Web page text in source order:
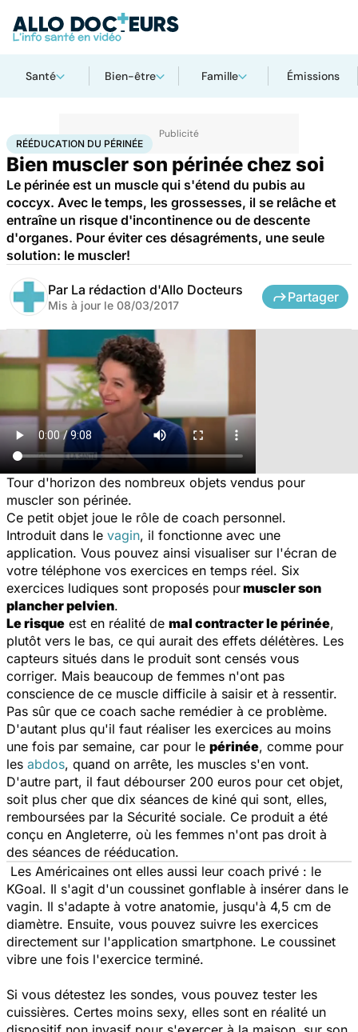
Santé Bien-être Famille Émissions
AccueilBien-êtreSexoRééducation du périnée
RÉÉDUCATION DU PÉRINÉE
Bien muscler son périnée chez soi
Le périnée est un muscle qui s'étend du pubis au
coccyx. Avec le temps, les grossesses, il se relâche et
entraîne un risque d'incontinence ou de descente
d'organes. Pour éviter ces désagréments, une seule
solution: le muscler!
Par La rédaction d'Allo Docteurs
Mis à jour le 08/03/2017
Partager
Tour d'horizon des nombreux objets vendus pour
muscler son périnée.
Ce petit objet joue le rôle de coach personnel.
Introduit dans le vagin, il fonctionne avec une
application. Vous pouvez ainsi visualiser sur l'écran de
votre téléphone vos exercices en temps réel. Six
exercices ludiques sont proposés pourmuscler son
plancher pelvien.
Le risque est en réalité de mal contracter le périnée,
plutôt vers le bas, ce qui aurait des effets délétères. Les
capteurs situés dans le produit sont censés vous
corriger. Mais beaucoup de femmes n'ont pas
conscience de ce muscle difficile à saisir et à ressentir.
Pas sûr que ce coach sache remédier à ce problème.
D'autant plus qu'il faut réaliser les exercices au moins
une fois par semaine, car pour le périnée, comme pour
les abdos, quand on arrête, les muscles s'en vont.
D'autre part, il faut débourser 200 euros pour cet objet,
soit plus cher que dix séances de kiné qui sont, elles,
remboursées par la Sécurité sociale. Ce produit a été
conçu en Angleterre, où les femmes n'ont pas droit à
des séances de rééducation.
Les Américaines ont elles aussi leur coach privé : le
KGoal. Il s'agit d'un coussinet gonflable à insérer dans le
vagin. Il s'adapte à votre anatomie, jusqu'à 4,5 cm de
diamètre. Ensuite, vous pouvez suivre les exercices
directement sur l'application smartphone. Le coussinet
vibre une fois l'exercice terminé.
Si vous détestez les sondes, vous pouvez tester les
cuissières. Certes moins sexy, elles sont en réalité un